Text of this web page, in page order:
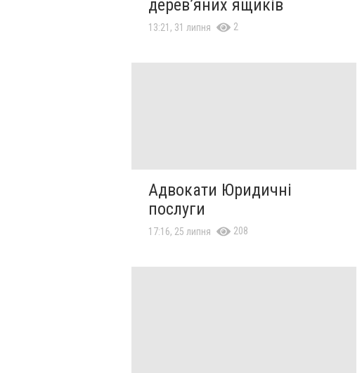
дерев’яних ящиків
13:21, 31 липня 2
Адвокати Юридичні
послуги
17:16, 25 липня 208